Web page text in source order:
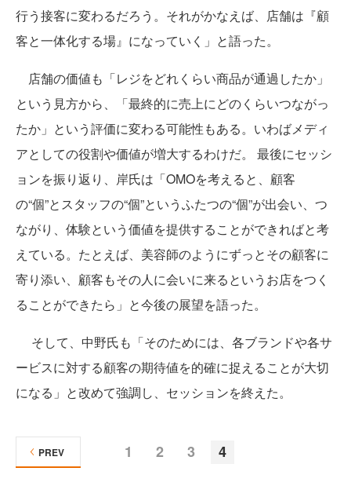
行う接客に変わるだろう。それがかなえば、店舗は『顧
客と一体化する場』になっていく」と語った。
店舗の価値も「レジをどれくらい商品が通過したか」
という見方から、「最終的に売上にどのくらいつながっ
たか」という評価に変わる可能性もある。いわばメディ
アとしての役割や価値が増大するわけだ。 最後にセッシ
ョンを振り返り、岸氏は「OMOを考えると、顧客
の“個”とスタッフの“個”というふたつの“個”が出会い、つ
ながり、体験という価値を提供することができればと考
えている。たとえば、美容師のようにずっとその顧客に
寄り添い、顧客もその人に会いに来るというお店をつく
ることができたら」と今後の展望を語った。
そして、中野氏も「そのためには、各ブランドや各サ
ービスに対する顧客の期待値を的確に捉えることが大切
になる」と改めて強調し、セッションを終えた。
1 2 3 4
PREV